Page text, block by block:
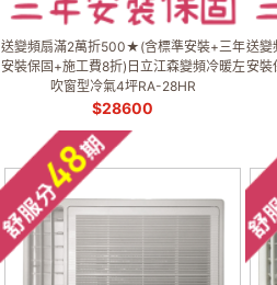
送變頻扇滿2萬折500★(含標準安裝+三年
安裝保固+施工費8折)日立江森變頻冷暖左
吹窗型冷氣4坪RA-28HR
$28600
送變
安裝